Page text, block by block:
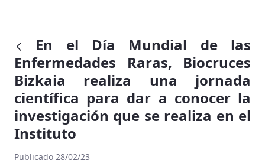
En el Día Mundial de las
Enfermedades Raras, Biocruces
Bizkaia realiza una jornada
científica para dar a conocer la
investigación que se realiza en el
Instituto
Publicado 28/02/23